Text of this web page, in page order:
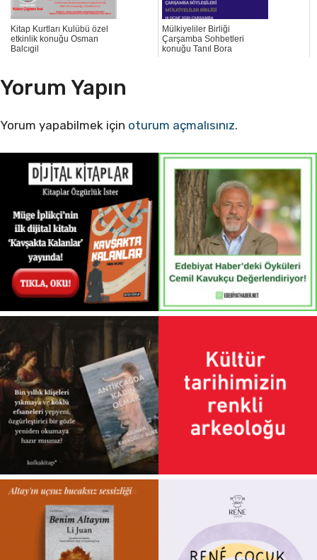
Kitap Kurtları Kulübü özel
etkinlik konuğu Osman
Balcıgil
Mülkiyeliler Birliği
Çarşamba Sohbetleri
konuğu Tanıl Bora
Yorum Yapın
Yorum yapabilmek için oturum açmalısınız.